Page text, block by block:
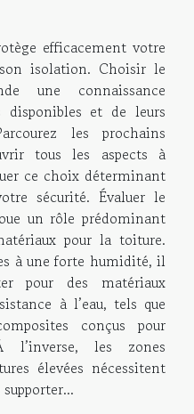
efficacement votre
isolation. Choisir le
une connaissance
disponibles et de leurs
les prochains
tous les aspects à
ce choix déterminant
sécurité. Évaluer le
un rôle prédominant
pour la toiture.
à une forte humidité, il
pour des matériaux
à l’eau, tels que
conçus pour
l’inverse, les zones
élevées nécessitent